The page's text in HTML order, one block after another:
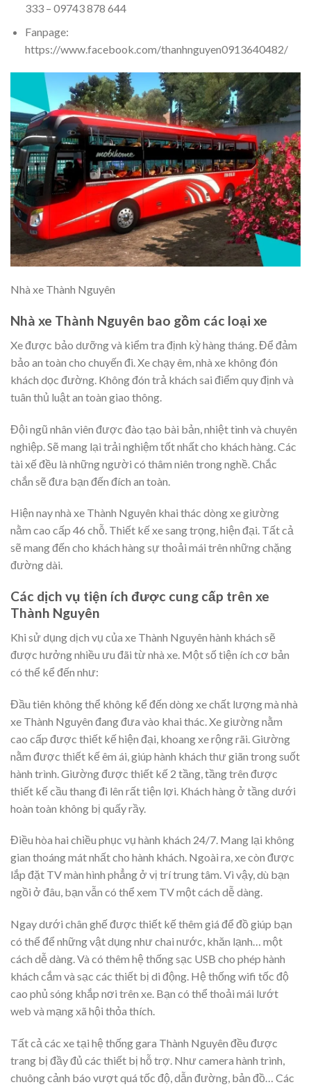
333 – 09743 878 644
Fanpage:
https://www.facebook.com/thanhnguyen0913640482/
Nhà xe Thành Nguyên
Nhà xe Thành Nguyên bao gồm các loại xe
Xe được bảo dưỡng và kiểm tra định kỳ hàng tháng. Để đảm
bảo an toàn cho chuyến đi. Xe chạy êm, nhà xe không đón
khách dọc đường. Không đón trả khách sai điểm quy định và
tuân thủ luật an toàn giao thông.
Đội ngũ nhân viên được đào tạo bài bản, nhiệt tình và chuyên
nghiệp. Sẽ mang lại trải nghiệm tốt nhất cho khách hàng. Các
tài xế đều là những người có thâm niên trong nghề. Chắc
chắn sẽ đưa bạn đến đích an toàn.
Hiện nay nhà xe Thành Nguyên khai thác dòng xe giường
nằm cao cấp 46 chỗ. Thiết kế xe sang trọng, hiện đại. Tất cả
sẽ mang đến cho khách hàng sự thoải mái trên những chặng
đường dài.
Các dịch vụ tiện ích được cung cấp trên xe
Thành Nguyên
Khi sử dụng dịch vụ của xe Thành Nguyên hành khách sẽ
được hưởng nhiều ưu đãi từ nhà xe. Một số tiện ích cơ bản
có thể kể đến như:
Đầu tiên không thể không kể đến dòng xe chất lượng mà nhà
xe Thành Nguyên đang đưa vào khai thác. Xe giường nằm
cao cấp được thiết kế hiện đại, khoang xe rộng rãi. Giường
nằm được thiết kế êm ái, giúp hành khách thư giãn trong suốt
hành trình. Giường được thiết kế 2 tầng, tầng trên được
thiết kế cầu thang đi lên rất tiện lợi. Khách hàng ở tầng dưới
hoàn toàn không bị quấy rầy.
Điều hòa hai chiều phục vụ hành khách 24/7. Mang lại không
gian thoáng mát nhất cho hành khách. Ngoài ra, xe còn được
lắp đặt TV màn hình phẳng ở vị trí trung tâm. Vì vậy, dù bạn
ngồi ở đâu, bạn vẫn có thể xem TV một cách dễ dàng.
Ngay dưới chân ghế được thiết kế thêm giá để đồ giúp bạn
có thể để những vật dụng như chai nước, khăn lạnh… một
cách dễ dàng. Và có thêm hệ thống sạc USB cho phép hành
khách cắm và sạc các thiết bị di động. Hệ thống wifi tốc độ
cao phủ sóng khắp nơi trên xe. Bạn có thể thoải mái lướt
web và mạng xã hội thỏa thích.
Tất cả các xe tại hệ thống gara Thành Nguyên đều được
trang bị đầy đủ các thiết bị hỗ trợ. Như camera hành trình,
chuông cảnh báo vượt quá tốc độ, dẫn đường, bản đồ… Các